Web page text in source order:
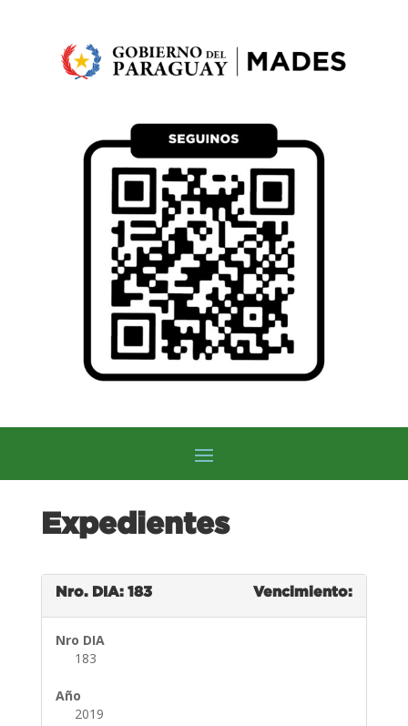
Expedientes
Nro. DIA: 183 Vencimiento:
Nro DIA
183
Año
2019